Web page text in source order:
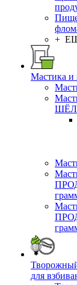
+
Мастика и
для